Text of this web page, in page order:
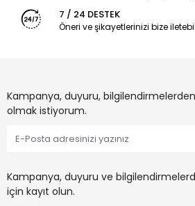
7 / 24 DESTEK
Öneri ve şikayetlerinizi bize
Kampanya, duyuru,
olmak istiyorum.
Kampanya, duyuru ve
için kayıt olun.